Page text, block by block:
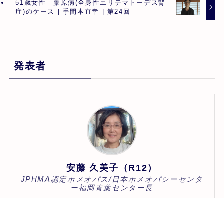
51歳女性 膠原病(全身性エリテマトーデス腎
症)のケース | 手間本直幸 | 第24回
発表者
安藤 久美子（R12）
JPHMA認定ホメオパス/日本ホメオパシーセンタ
ー福岡青葉センター長